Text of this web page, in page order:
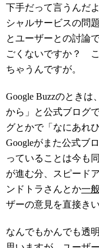
下手だって言うんだ
シャルサービスの問
とユーザーとの討論
ごくないですか？
ちゃうんですが。
Google Buzzのときは
から」と公式ブログ
グとかで「なにあれ
Googleがまた公式ブ
っていることは今も
が進む分、スピード
ンドトラさんとか一
ザーの意見を直接き
なんでもかんでも透